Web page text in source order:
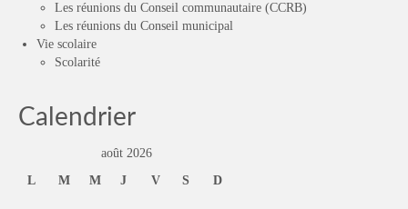
Les réunions du Conseil communautaire (CCRB)
Les réunions du Conseil municipal
Vie scolaire
Scolarité
Calendrier
août 2026
L
M M J V S D